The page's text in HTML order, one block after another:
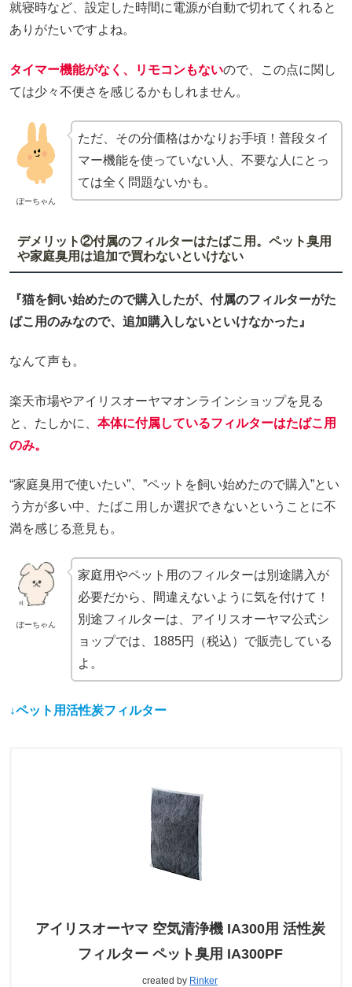
就寝時など、設定した時間に電源が自動で切れてくれると
ありがたいですよね。
タイマー機能がなく、リモコンもないので、この点に関し
ては少々不便さを感じるかもしれません。
ぽーちゃん
ただ、その分価格はかなりお手頃！普段タイ
マー機能を使っていない人、不要な人にとっ
ては全く問題ないかも。
デメリット②付属のフィルターはたばこ用。ペット臭用
や家庭臭用は追加で買わないといけない
『猫を飼い始めたので購入したが、付属のフィルターがた
ばこ用のみなので、追加購入しないといけなかった』
なんて声も。
楽天市場やアイリスオーヤマオンラインショップを見る
と、たしかに、 本体に付属しているフィルターはたばこ用
のみ。
“家庭臭用で使いたい”、”ペットを飼い始めたので購入”とい
う方が多い中、たばこ用しか選択できないということに不
満を感じる意見も。
ぽーちゃん
家庭用やペット用のフィルターは別途購入が
必要だから、間違えないように気を付けて！
別途フィルターは、アイリスオーヤマ公式シ
ョップでは、1885円（税込）で販売している
よ。
↓ペット用活性炭フィルター
アイリスオーヤマ 空気清浄機 IA300用 活性炭
フィルター ペット臭用 IA300PF
created by Rinker